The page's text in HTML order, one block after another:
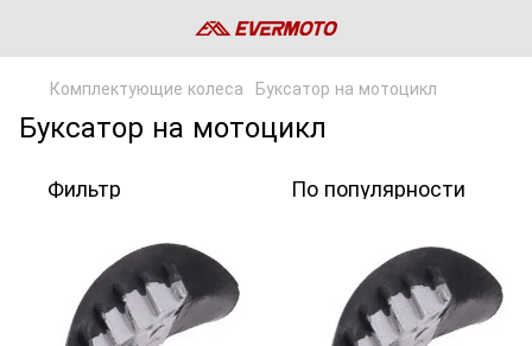
Комплектующие колеса Буксатор на мотоцикл
Буксатор на мотоцикл
Фильтр По популярности